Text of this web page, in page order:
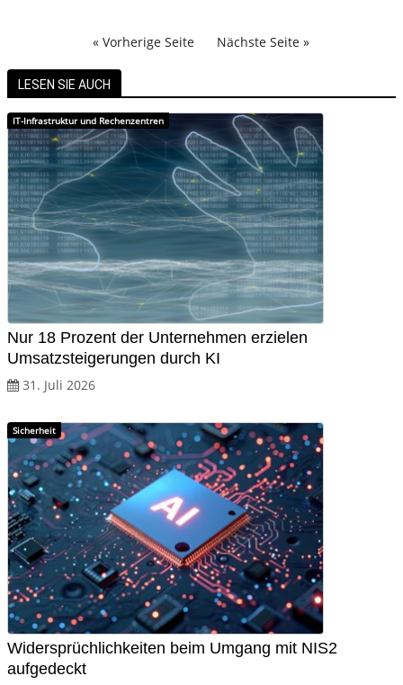
« Vorherige Seite Nächste Seite »
LESEN SIE AUCH
IT-Infrastruktur und Rechenzentren
Nur 18 Prozent der Unternehmen erzielen
Umsatzsteigerungen durch KI
31. Juli 2026
Sicherheit
Widersprüchlichkeiten beim Umgang mit NIS2
aufgedeckt